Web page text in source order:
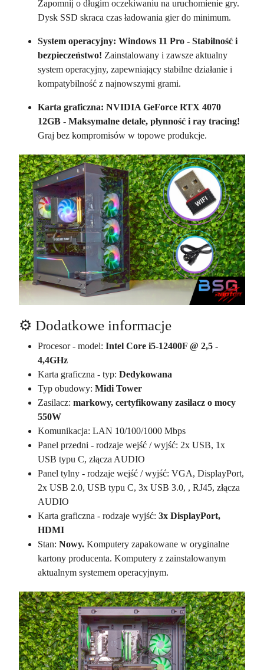
Zapomnij o długim oczekiwaniu na uruchomienie gry.
Dysk SSD skraca czas ładowania gier do minimum.
System operacyjny: Windows 11 Pro - Stabilność i
bezpieczeństwo! Zainstalowany i zawsze aktualny
system operacyjny, zapewniający stabilne działanie i
kompatybilność z najnowszymi grami.
Karta graficzna: NVIDIA GeForce RTX 4070
12GB - Maksymalne detale, płynność i ray tracing!
Graj bez kompromisów w topowe produkcje.
⚙️ Dodatkowe informacje
Procesor - model: Intel Core i5-12400F @ 2,5 -
4,4GHz
Karta graficzna - typ: Dedykowana
Typ obudowy: Midi Tower
Zasilacz: markowy, certyfikowany zasilacz o mocy
550W
Komunikacja: LAN 10/100/1000 Mbps
Panel przedni - rodzaje wejść / wyjść: 2x USB, 1x
USB typu C, złącza AUDIO
Panel tylny - rodzaje wejść / wyjść: VGA, DisplayPort,
2x USB 2.0, USB typu C, 3x USB 3.0, , RJ45, złącza
AUDIO
Karta graficzna - rodzaje wyjść: 3x DisplayPort,
HDMI
Stan: Nowy. Komputery zapakowane w oryginalne
kartony producenta. Komputery z zainstalowanym
aktualnym systemem operacyjnym.